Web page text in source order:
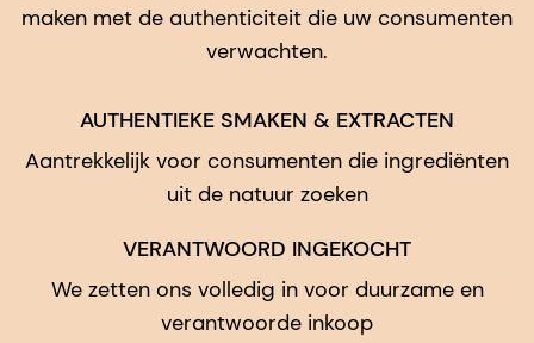
maken met de authenticiteit die uw consumenten
verwachten.
AUTHENTIEKE SMAKEN & EXTRACTEN
Aantrekkelijk voor consumenten die ingrediënten
uit de natuur zoeken
VERANTWOORD INGEKOCHT
We zetten ons volledig in voor duurzame en
verantwoorde inkoop